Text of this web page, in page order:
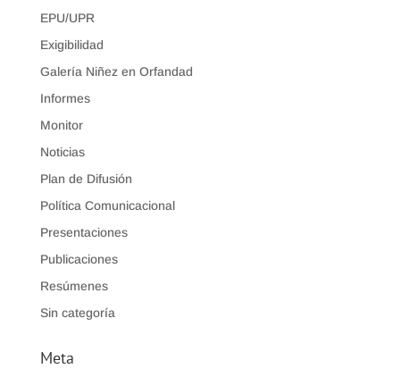
EPU/UPR
Exigibilidad
Galería Niñez en Orfandad
Informes
Monitor
Noticias
Plan de Difusión
Política Comunicacional
Presentaciones
Publicaciones
Resúmenes
Sin categoría
Meta